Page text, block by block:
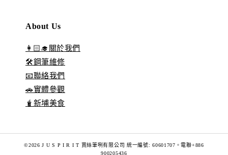
About Us
👩🏻‍🎓關於我們
🛠️鋼筆維修
📧聯絡我們
🚗實體參觀
🧋新埔美食
©2026 J U S P I R I T 賈絲筆咧有限公司 統一編號: 60601707。電聯+886
900205436